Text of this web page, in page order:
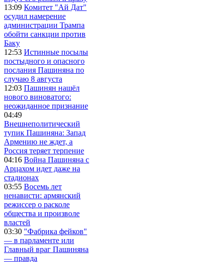
13:09 Комитет "Ай Дат"
осудил намерение
администрации Трампа
обойти санкции против
Баку
12:53 Истинные посылы
постыдного и опасного
послания Пашиняна по
случаю 8 августа
12:03 Пашинян нашёл
нового виноватого:
неожиданное признание
04:49
Внешнеполитический
тупик Пашиняна: Запад
Армению не ждет, а
Россия теряет терпение
04:16 Война Пашиняна с
Арцахом идет даже на
стадионах
03:55 Восемь лет
ненависти: армянский
режиссер о расколе
общества и произволе
властей
03:30 "Фабрика фейков"
— в парламенте или
Главный враг Пашиняна
— правда